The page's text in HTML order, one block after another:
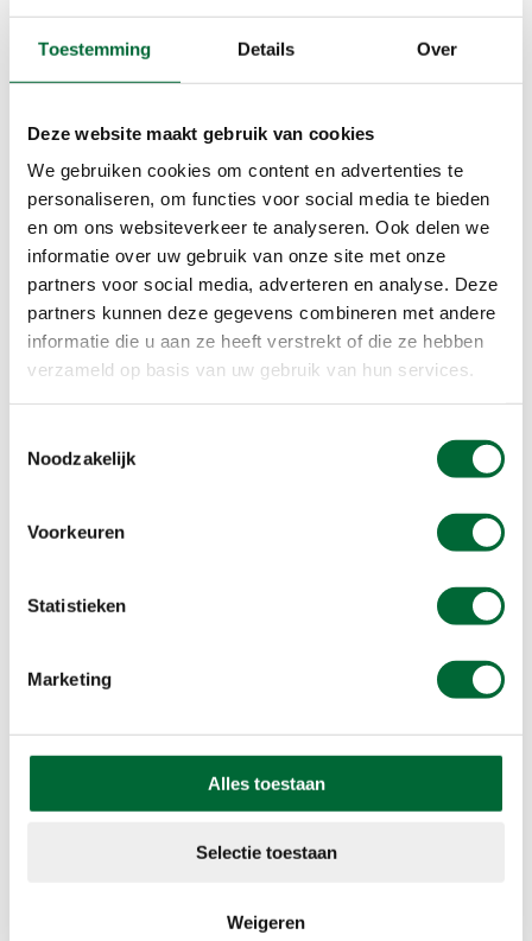
Toestemming Details Over
Deze website maakt gebruik van cookies
We gebruiken cookies om content en advertenties te
personaliseren, om functies voor social media te bieden
en om ons websiteverkeer te analyseren. Ook delen we
informatie over uw gebruik van onze site met onze
partners voor social media, adverteren en analyse. Deze
partners kunnen deze gegevens combineren met andere
informatie die u aan ze heeft verstrekt of die ze hebben
verzameld op basis van uw gebruik van hun services.
Noodzakelijk
Voorkeuren
Statistieken
Marketing
Alles toestaan
Selectie toestaan
Weigeren
Bekijk hier geschikte krachttraining voor
Aandacht voor zoutinname
Zeker bij een lange wandeling in de hitte ga je flink
zweten. Hierdoor verlies je belangrijke mineralen
en elektrolyten. Een tekort is vooral een probleem
voor de hersenen. Je kunt klachten ervaren van
slaperigheid, hoofdpijn, verwardheid,
concentratieproblemen, coördinatieproblemen,
vallen en dus ook moeilijker of scheef lopen. Een
goede zoutbalans is, naast voldoende drinken,
dus essentieel voor het goed functioneren van je
Oefen met wat rekoefeningen of yoga om te kijken wat voor